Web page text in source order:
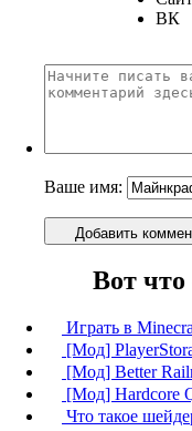
ВК
Ваше имя:
Добавить
Вот что
Играть в
[Мод]
[Мод] Better
[Мод] Hardcore
Что такое